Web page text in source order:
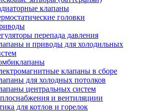
клапаны
головки
перепада давления
и приводы для холодильных
клапаны в сборе
для холодных потолков
центральных систем
и вентиляциии
для котлов и горелок